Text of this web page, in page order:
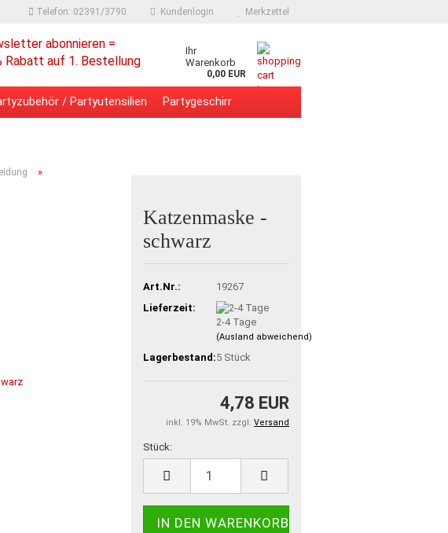
Telefon: 02391/3790 Kundenlogin Merkzettel
abonnieren =
Rabatt auf 1. Bestellung
Ihr
Warenkorb
0,00 EUR
/ Partyutensilien Partygeschirr
»
Katzenmaske -
schwarz
Art.Nr.:
19267
Lieferzeit:
2-4 Tage
(Ausland abweichend)
Lagerbestand:5 Stück
4,78 EUR
inkl. 19% MwSt. zzgl. Versand
Stück:
Stück